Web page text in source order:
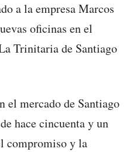
a la empresa Marcos
oficinas en el
Trinitaria de Santiago
el mercado de Santiago
hace cincuenta y un
compromiso y la